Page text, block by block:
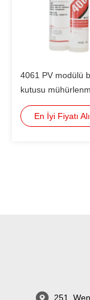
4061 PV modülü
kutusu
Dealalkoholized
Kondansasyon
En İyi Fiyatı
251,